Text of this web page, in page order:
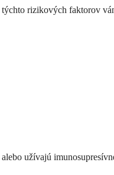
rizikových faktorov
užívajú